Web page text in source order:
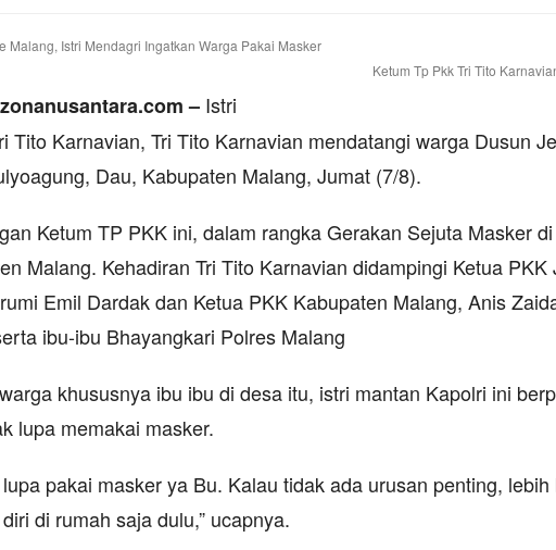
Ketum Tp Pkk Tri Tito
– Istri
Tito Karnavian, Tri Tito Karnavian mendatangi warga Dusun
Dau, Kabupaten Malang, Jumat (7/8).
Ketum TP PKK ini, dalam rangka Gerakan Sejuta Masker di
Malang. Kehadiran Tri Tito Karnavian didampingi Ketua PKK
Emil Dardak dan Ketua PKK Kabupaten Malang, Anis
ibu-ibu Bhayangkari Polres Malang
khususnya ibu ibu di desa itu, istri mantan Kapolri ini
lupa memakai masker.
lupa pakai masker ya Bu. Kalau tidak ada urusan penting, lebih
di rumah saja dulu,” ucapnya.